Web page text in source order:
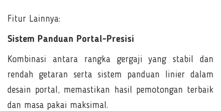
Fitur Lainnya:
Sistem Panduan Portal-Presisi
Kombinasi antara rangka gergaji yang stabil dan
rendah getaran serta sistem panduan linier dalam
desain portal, memastikan hasil pemotongan terbaik
dan masa pakai maksimal.